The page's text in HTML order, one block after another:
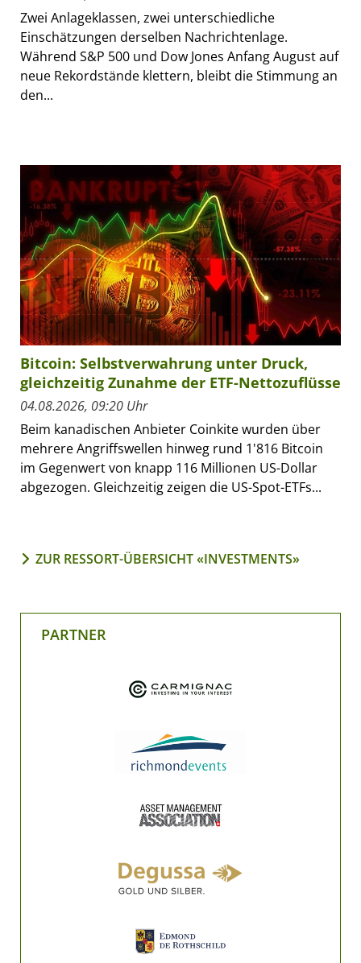
Zwei Anlageklassen, zwei unterschiedliche
Einschätzungen derselben Nachrichtenlage.
Während S&P 500 und Dow Jones Anfang August auf
neue Rekordstände klettern, bleibt die Stimmung an
den...
Bitcoin: Selbstverwahrung unter Druck,
gleichzeitig Zunahme der ETF-Nettozuflüsse
04.08.2026, 09:20 Uhr
Beim kanadischen Anbieter Coinkite wurden über
mehrere Angriffswellen hinweg rund 1'816 Bitcoin
im Gegenwert von knapp 116 Millionen US-Dollar
abgezogen. Gleichzeitig zeigen die US-Spot-ETFs...
ZUR RESSORT-ÜBERSICHT «INVESTMENTS»
PARTNER